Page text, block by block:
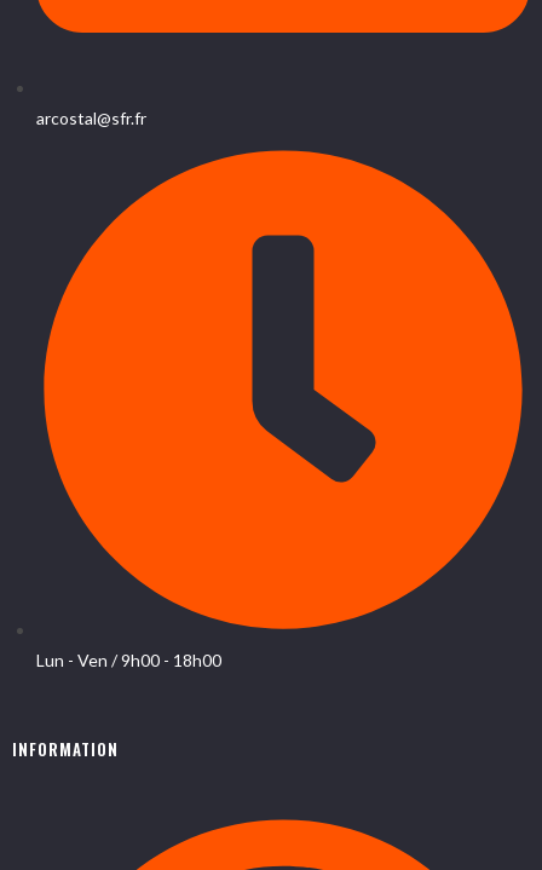
arcostal@sfr.fr
Lun - Ven / 9h00 - 18h00
INFORMATION